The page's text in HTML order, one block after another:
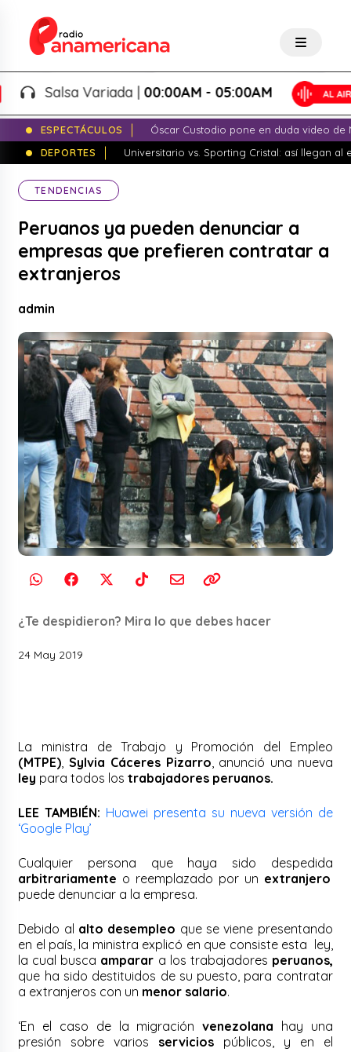
Salsa Variada |00:00AM - 05:00AM
ESPECTÁCULOS
Óscar Custodio pone en duda video de
DEPORTES
Universitario vs. Sporting Cristal: así llegan al
TENDENCIAS
Peruanos ya pueden denunciar a
empresas que prefieren contratar a
extranjeros
admin
¿Te despidieron? Mira lo que debes hacer
24 May 2019
La ministra de Trabajo y Promoción del Empleo
(MTPE) Sylvia Cáceres Pizarro , anunció una nueva
ley para todos lostrabajadores peruanos.
LEE TAMBIÉN: Huawei presenta su nueva versión de
‘Google Play’
Cualquier persona que haya sido despedida
arbitrariamente o reemplazado por un extranjero
puede denunciar a la empresa.
Debido al alto desempleo que se viene presentando
en el país, la ministra explicó en que consiste esta ley,
la cual busca amparar a los trabajadores peruanos,
que ha sido destituidos de su puesto, para contratar
a extranjeros con un menor salario.
‘En el caso de la migraciónvenezolana hay una
presión sobre varios servicios públicos, y en el